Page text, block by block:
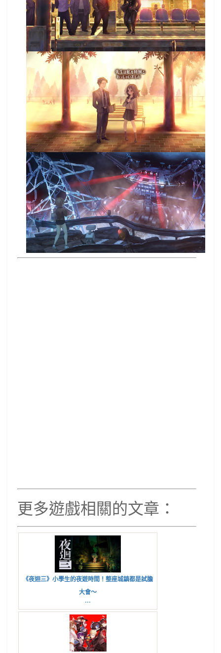
更多遊戲相關的文章：
《夜迴三》小學生的夜遊時間！整座城鎮都是試膽
大會～
...